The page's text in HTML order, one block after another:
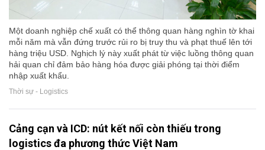
Một doanh nghiệp chế xuất có thể thông quan hàng nghìn tờ khai
mỗi năm mà vẫn đứng trước rủi ro bị truy thu và phạt thuế lên tới
hàng triệu USD. Nghịch lý này xuất phát từ việc luồng thông quan
hải quan chỉ đảm bảo hàng hóa được giải phóng tại thời điểm
nhập xuất khẩu.
Thời sự - Logistics
Cảng cạn và ICD: nút kết nối còn thiếu trong
logistics đa phương thức Việt Nam